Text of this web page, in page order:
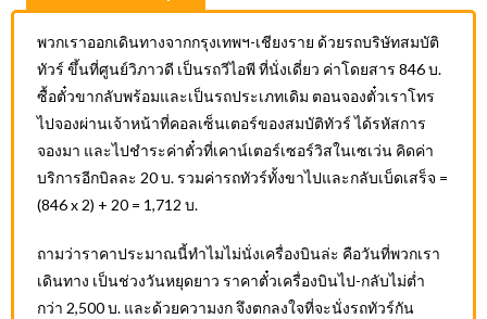
พวกเราออกเดินทางจากกรุงเทพฯ-เชียงราย ด้วยรถบริษัทสมบัติ
ทัวร์ ขึ้นที่ศูนย์วิภาวดี เป็นรถวีไอพี ที่นั่งเดี่ยว ค่าโดยสาร 846 บ.
ซื้อตั๋วขากลับพร้อมและเป็นรถประเภทเดิม ตอนจองตั๋วเราโทร
ไปจองผ่านเจ้าหน้าที่คอลเซ็นเตอร์ของสมบัติทัวร์ ได้รหัสการ
จองมา และไปชำระค่าตั๋วที่เคาน์เตอร์เซอร์วิสในเซเว่น คิดค่า
บริการอีกบิลละ 20 บ. รวมค่ารถทัวร์ทั้งขาไปและกลับเบ็ดเสร็จ =
(846 x 2) + 20 = 1,712 บ.
ถามว่าราคาประมาณนี้ทำไมไม่นั่งเครื่องบินล่ะ คือวันที่พวกเรา
เดินทาง เป็นช่วงวันหยุดยาว ราคาตั๋วเครื่องบินไป-กลับไม่ต่ำ
กว่า 2,500 บ. และด้วยความงก จึงตกลงใจที่จะนั่งรถทัวร์กัน